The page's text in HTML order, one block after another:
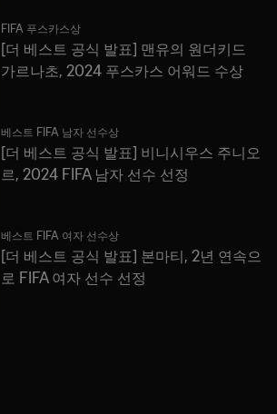
FIFA 푸스카스상
[더 베스트 공식 발표] 맨유의 원더키드
가르나초, 2024 푸스카스 어워드 수상
베스트 FIFA 남자 선수상
[더 베스트 공식 발표] 비니시우스 주니오
르, 2024 FIFA 남자 선수 선정
베스트 FIFA 여자 선수상
[더 베스트 공식 발표] 본마티, 2년 연속으
로 FIFA 여자 선수 선정